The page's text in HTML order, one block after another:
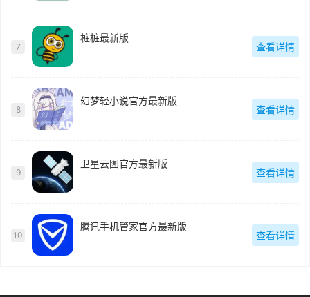
7
桩桩最新版
查看详情
8
幻梦轻小说官方最新版
查看详情
9
卫星云图官方最新版
查看详情
10
腾讯手机管家官方最新版
查看详情